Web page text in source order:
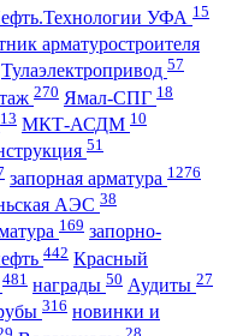
УФА 15
арматуростроителя
Тулаэлектропривод 57
270 Ямал-СПГ 18
13 МКТ-АСДМ 10
51
запорная арматура 1276
АЭС 38
169 запорно-
442 Красный
481 награды 50 Аудиты 27
316 новинки и
28